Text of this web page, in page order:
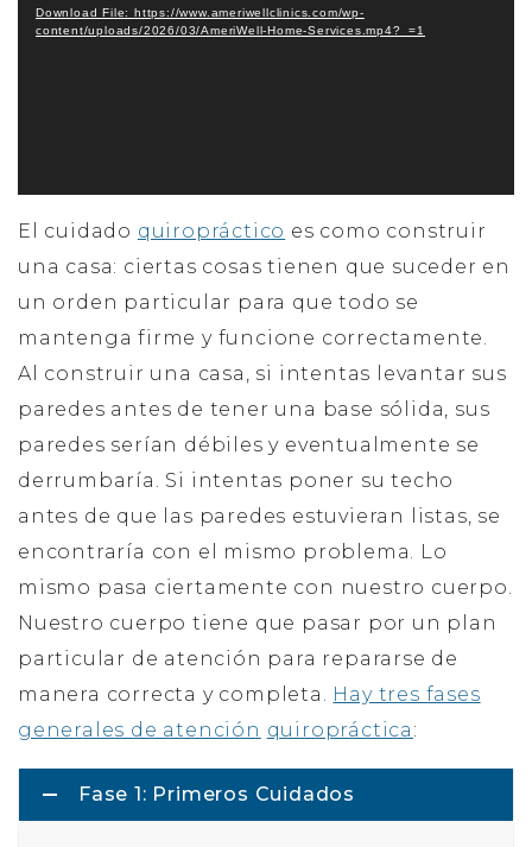
Download File: https://www.ameriwellclinics.com/wp-
content/uploads/2026/03/AmeriWell-Home-Services.mp4?_=1
El cuidado quiropráctico es como construir
una casa: ciertas cosas tienen que suceder en
un orden particular para que todo se
mantenga firme y funcione correctamente.
Al construir una casa, si intentas levantar sus
paredes antes de tener una base sólida, sus
paredes serían débiles y eventualmente se
derrumbaría. Si intentas poner su techo
antes de que las paredes estuvieran listas, se
encontraría con el mismo problema. Lo
mismo pasa ciertamente con nuestro cuerpo.
Nuestro cuerpo tiene que pasar por un plan
particular de atención para repararse de
manera correcta y completa. Hay tres fases
generales de atención quiropráctica :
Fase 1: Primeros Cuidados